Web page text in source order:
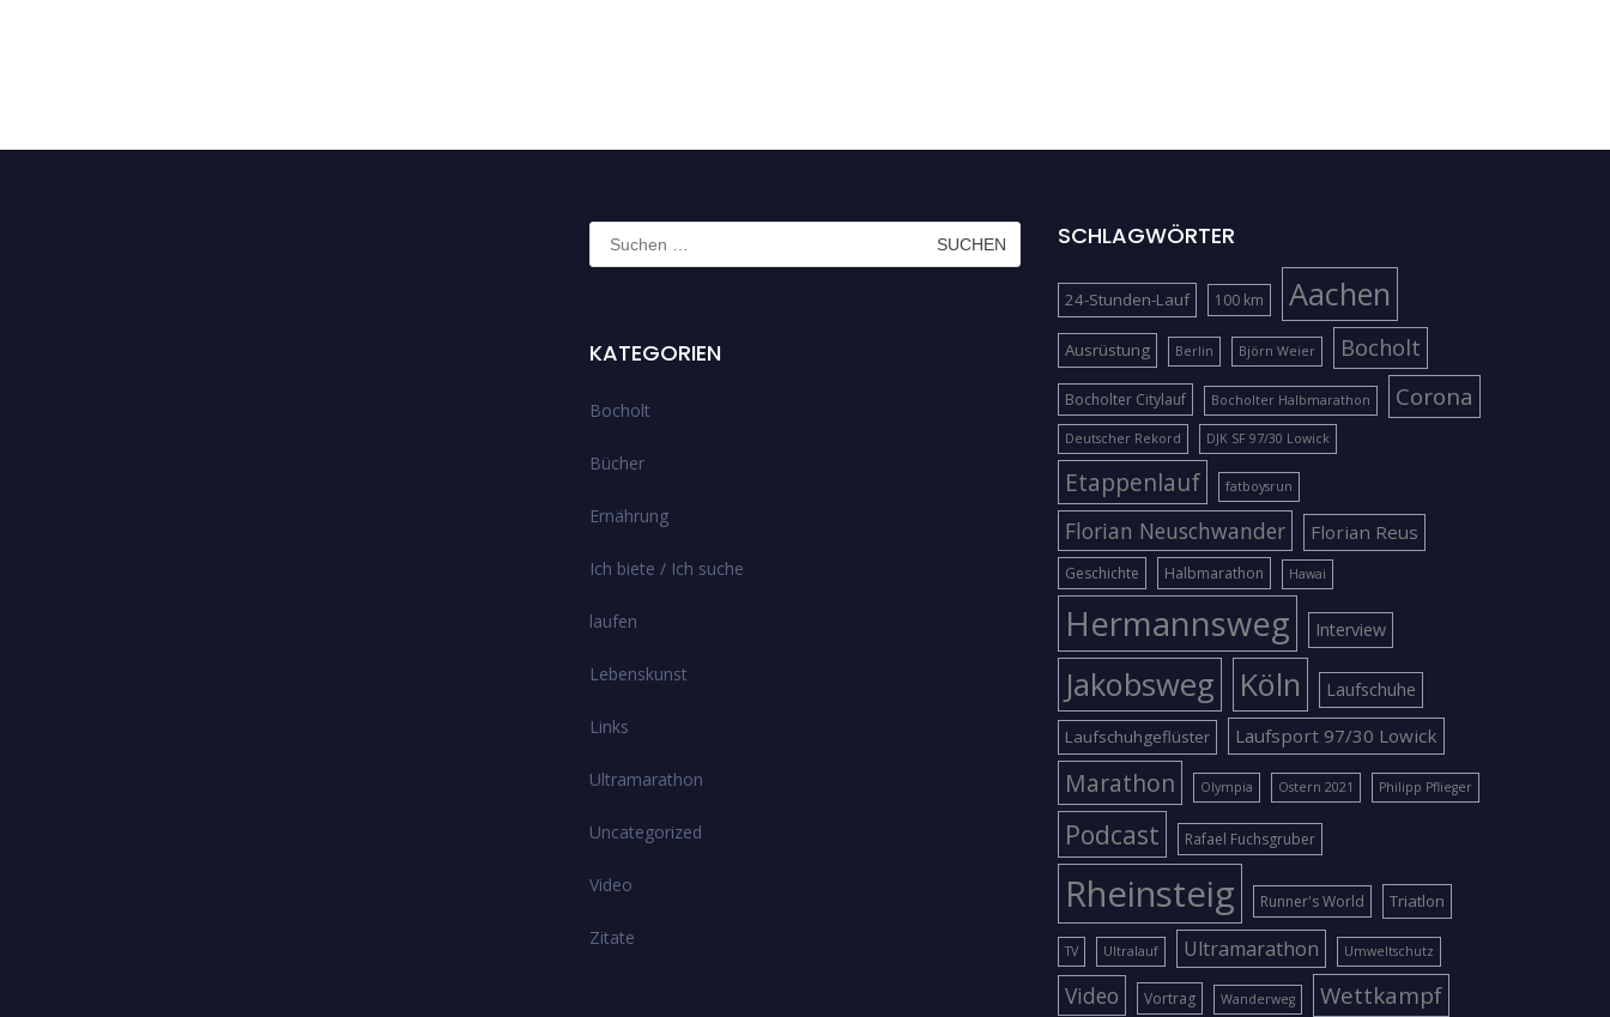
Suchen
nach:
KATEGORIEN
Bocholt
Bücher
Ernährung
Ich biete / Ich suche
laufen
Lebenskunst
Links
Ultramarathon
Uncategorized
Video
Zitate
SCHLAGWÖRTER
24-Stunden-Lauf 100 km Aachen
Ausrüstung Berlin Björn Weier Bocholt
Bocholter Citylauf Bocholter Halbmarathon Corona
Deutscher Rekord DJK SF 97/30 Lowick
Etappenlauf fatboysrun
Florian Neuschwander Florian Reus
Geschichte Halbmarathon Hawai
Hermannsweg Interview
Jakobsweg Köln Laufschuhe
Laufschuhgeflüster Laufsport 97/30 Lowick
Marathon Olympia Ostern 2021 Philipp Pflieger
Podcast Rafael Fuchsgruber
Rheinsteig Runner's World Triatlon
TV Ultralauf Ultramarathon Umweltschutz
Video Vortrag Wanderweg Wettkampf